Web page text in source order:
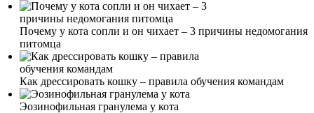
Почему у кота сопли и он чихает – 3 причины недомогания
питомца
Как дрессировать кошку – правила обучения командам
Эозинофильная гранулема у кота